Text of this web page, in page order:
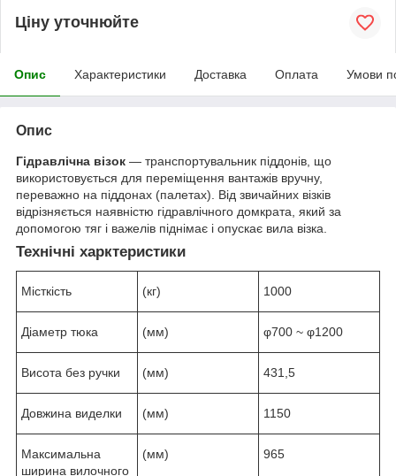
Ціну уточнюйте
Опис Характеристики Доставка Оплата Умови
Опис
Гідравлічна візок — транспортувальник піддонів , що
використовується для переміщення вантажів вручну,
переважно на піддонах (палетах). Від звичайних візків
відрізняється наявністю гідравлічного домкрата , який за
допомогою тяг і важелів піднімає і опускає вила візка.
Технічні харктеристики
Місткість (кг) 1000
Діаметр тюка (мм) φ700 ~ φ1200
Висота без ручки (мм) 431,5
Довжина виделки (мм) 1150
Максимальна
ширина вилочного
(мм) 965